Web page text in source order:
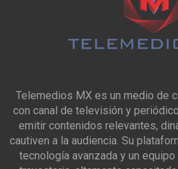
Telemedios MX es un medio de
con canal de televisión y
emitir contenidos relevantes,
cautiven a la audiencia. Su
tecnología avanzada y un